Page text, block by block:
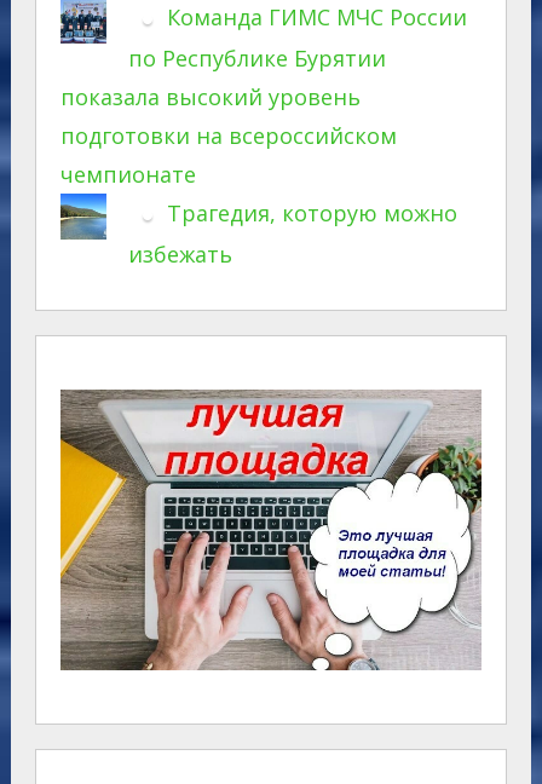
Команда ГИМС МЧС России
по Республике Бурятии
показала высокий уровень
подготовки на всероссийском
чемпионате
Трагедия, которую можно
избежать